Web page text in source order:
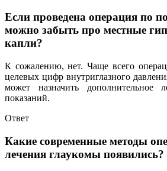
Если проведена операция по
можно забыть про местные
капли?
К сожалению, нет. Чаще всего
целевых цифр внутриглазного
может назначить дополнительное
показаний.
Ответ
Какие современные методы
лечения глаукомы появились?